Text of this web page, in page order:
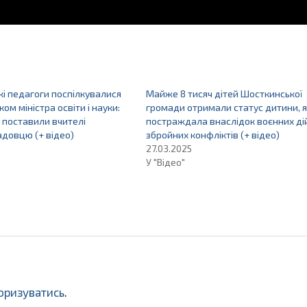
педагоги поспілкувалися
міністра освіти і науки:
поставили вчителі
(+ відео)
Майже 8 тисяч дітей Шосткинської
громади отримали статус дитини,
постраждала внаслідок воєнних
збройних конфліктів (+ відео)
27.03.2025
У "Відео"
.